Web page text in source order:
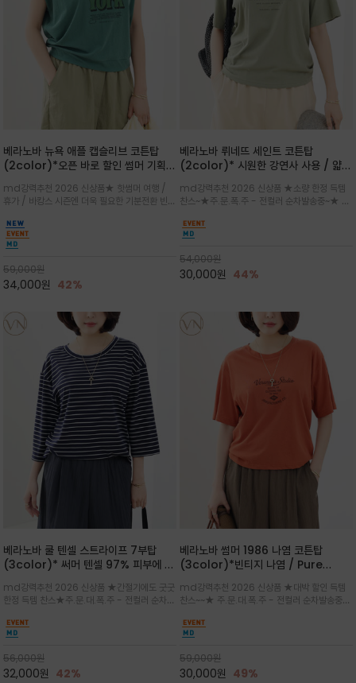
베라노바 뉴욕 애플 캡슬리브 코튼탑
(2color)*오픈 바로 할인 썸머 기획
★ 한정수량 제작 ★ 강연 코튼으로 빈
티지 프린트로 여름 하의와 모두 잘어울
리는 그래픽
md강력추천 2026 신상품★ 핫썸머 여행 /
휴가 / 바캉스 시즌엔 더욱 필요한 기분전환 빈티
부에 산뜻하게 닿는 프리미엄 /답답함 없는 라운
드 넥라인과 자연스럽게 어깨를 감싸는 캡슬리브
디자인이 팔 라인을 더욱 날씬
59,000원
34,000원 42%
베라노바 뤼네뜨 세인트 코튼탑
(2color)* 시원한 강연사 사용 / 얇고
피부에 잘 달라붙지 않아 통기성이 탁월
md강력추천 2026 신상품 ★소량 한정 득템
찬스~★주.문.폭.주 - 전컬러 순차발송중~★ 감
라인과 여유 있는 스탠다드 핏으로 부담 없이 착
용/과하지 않은 프린트 디테일이 룩에 세련된 위
트를 더해 데일리 룩에 포인트
54,000원
30,000원 44%
베라노바 쿨 텐셀 스트라이프 7부탑
(3color)* 써머 텐셀 97% 피부에 닿
소재
md강력추천 2026 신상품 ★간절기에도 굿굿
한정 득템 찬스★주.문.대.폭.주 - 전컬러 순차발
있는 드롭숄더와 7부 소매가 더해져 팔 라인을
자연스럽게 커버해주는 아이템/얇고 가벼운 터
치감으로 편안
56,000원
32,000원 42%
베라노바 썸머 1986 나염 코튼탑
(3color)*빈티지 나염 / Pure
어도 룩에 감도가 살아나는 베라노바 스
튜디오 티셔츠
md강력추천 2026 신상품 ★대박 할인 득템
찬스~~★ 주.문.대.폭.주 - 전컬러 순차발송중
유 있는 핏과 경쾌한 기장감이 자연스럽게 체형
을 커버/빈티지한 레터링 프린트가 은근한 포인
트가 되어 데님이나 린넨 팬츠와 감
59,000원
30,000원 49%